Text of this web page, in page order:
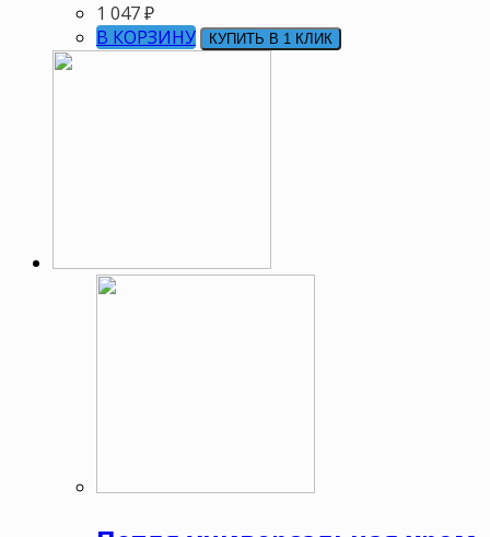
1 047₽
В КОРЗИНУ
КУПИТЬ В 1 КЛИК